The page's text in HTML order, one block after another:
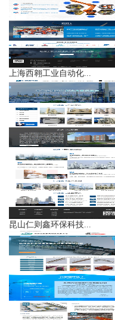
上海西翱工业自动化...
昆山仁则鑫环保科技...